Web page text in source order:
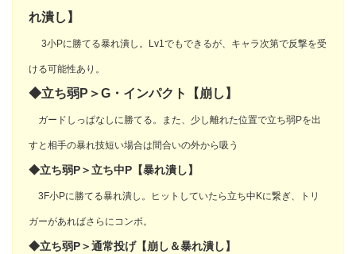
れ潰し】
3小Pに勝てる暴れ潰し。Lv1でもできるが、キャラ次第で反撃を受
ける可能性あり。
◆立ち弱P＞G・インパクト【崩し】
ガードしっぱなしに勝てる。また、少し離れた位置で立ち弱Pを出
すと相手の暴れ技短い場合は間合いの外から吸う
◆立ち弱P＞立ち中P【暴れ潰し】
3F小Pに勝てる暴れ潰し。ヒットしていたら立ち中Kに繋ぎ、トリ
ガーがあればさらにコンボ。
◆立ち弱P＞通常投げ【崩し＆暴れ潰し】